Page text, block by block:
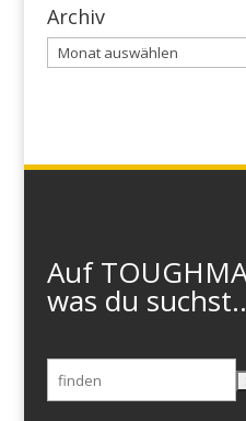
Archiv
Archiv
Auf
was du
Suchen
nach: